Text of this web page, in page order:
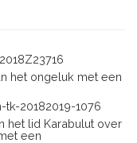
het ongeluk met een
20182019-1076
het lid Karabulut over
een